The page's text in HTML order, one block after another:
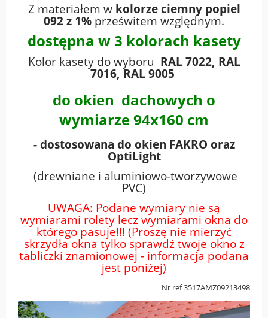
Z materiałem wkolorze ciemny popiel
092 z 1% prześwitem względnym.
dostępna w 3 kolorach kasety
Kolor kasety do wyboru RAL 7022, RAL
7016, RAL 9005
do okien dachowych o
wymiarze 94x160 cm
- dostosowana do okien FAKRO oraz
OptiLight
(drewniane i aluminiowo-tworzywowe
PVC)
UWAGA: Podane wymiary nie są
wymiarami rolety lecz wymiarami okna do
którego pasuje!!! (Proszę nie mierzyć
skrzydła okna tylko sprawdź twoje okno z
tabliczki znamionowej - informacja podana
jest poniżej)
Nr ref 3517AMZ09213498